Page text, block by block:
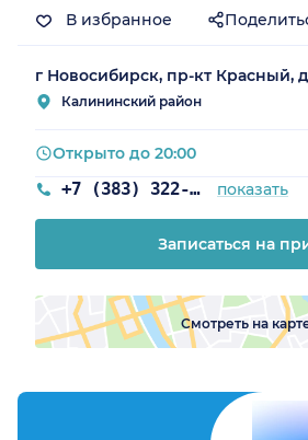
В избранное
г Новосибирск, пр-кт Красный, д
Калининский район
+7 (383) 322-51-90 показать
Открыто до 20:00
Записаться на
Смотреть на